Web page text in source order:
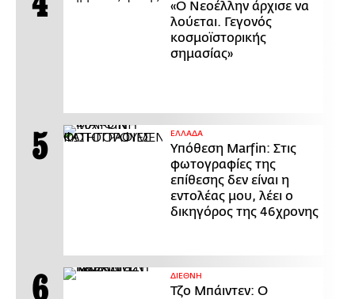
«Ο Νεοέλλην άρχισε να
λούεται. Γεγονός
κοσμοϊστορικής
σημασίας»
ΕΛΛΑΔΑ
Υπόθεση Marfin: Στις
φωτογραφίες της
επίθεσης δεν είναι η
εντολέας μου, λέει ο
δικηγόρος της 46χρονης
ΔΙΕΘΝΗ
Τζο Μπάιντεν: Ο